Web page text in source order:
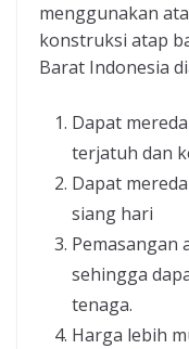
menggunakan
konstruksi atap
Barat Indonesia
Dapat
terjatuh dan
Dapat
siang hari
Pemasangan
sehingga
tenaga.
Harga lebih